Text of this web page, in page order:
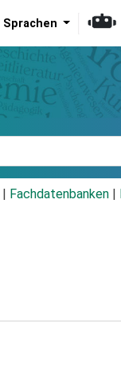
Sprachen
Fachdatenbanken